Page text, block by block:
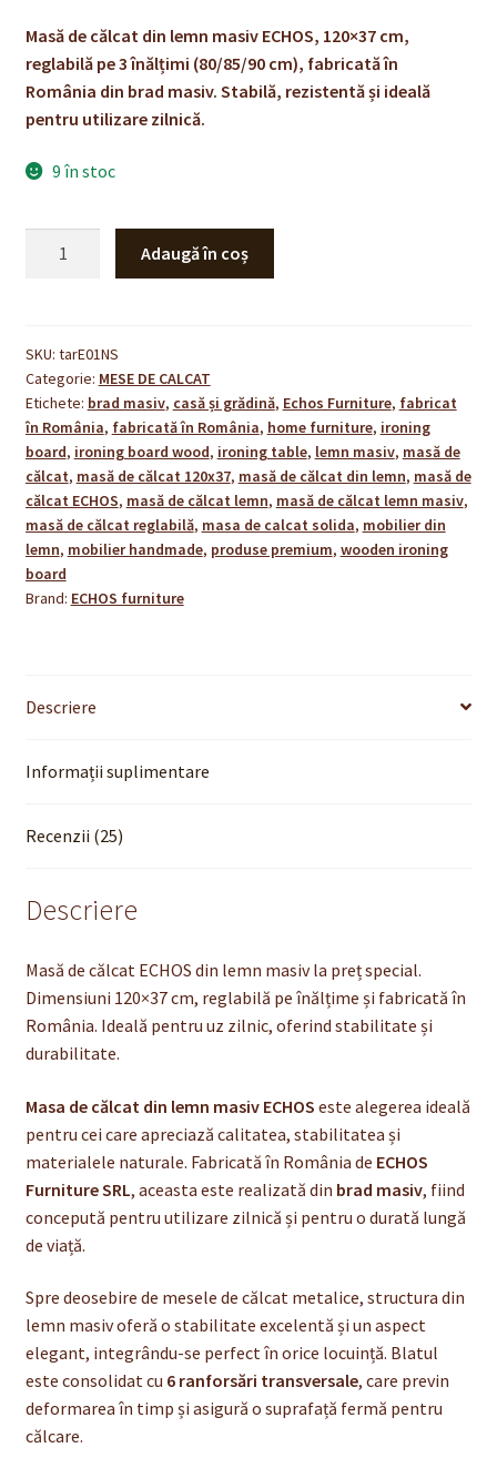
clienți
a
fost:
455,00 lei.
este:
430,00 lei.
Masă de călcat din lemn masiv ECHOS, 120×37 cm,
reglabilă pe 3 înălțimi (80/85/90 cm), fabricată în
România din brad masiv. Stabilă, rezistentă și ideală
pentru utilizare zilnică.
9 în stoc
din
lemn
masiv
ECHOS
120×37
cm
|
Fabricată
în
România
Adaugă în coș
SKU: tarE01NS
Categorie: MESE DE CALCAT
Etichete: brad masiv, casă și grădină, Echos Furniture, fabricat
în România, fabricată în România, home furniture, ironing
board, ironing board wood, ironing table, lemn masiv, masă de
călcat, masă de călcat 120x37, masă de călcat din lemn, masă de
călcat ECHOS, masă de călcat lemn, masă de călcat lemn masiv,
masă de călcat reglabilă, masa de calcat solida, mobilier din
lemn, mobilier handmade, produse premium, wooden ironing
board
Brand: ECHOS furniture
Descriere
Informații suplimentare
Recenzii (25)
Descriere
Masă de călcat ECHOS din lemn masiv la preț special.
Dimensiuni 120×37 cm, reglabilă pe înălțime și fabricată în
România. Ideală pentru uz zilnic, oferind stabilitate și
durabilitate.
Masa de călcat din lemn masiv ECHOS este alegerea ideală
pentru cei care apreciază calitatea, stabilitatea și
materialele naturale. Fabricată în România de ECHOS
Furniture SRL, aceasta este realizată din brad masiv, fiind
concepută pentru utilizare zilnică și pentru o durată lungă
de viață.
Spre deosebire de mesele de călcat metalice, structura din
lemn masiv oferă o stabilitate excelentă și un aspect
elegant, integrându-se perfect în orice locuință. Blatul
este consolidat cu 6 ranforsări transversale, care previn
deformarea în timp și asigură o suprafață fermă pentru
călcare.